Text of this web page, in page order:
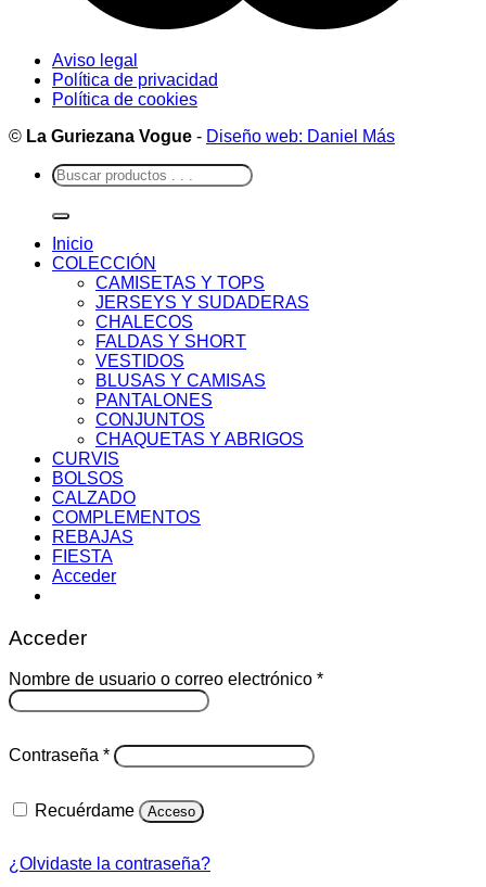
Aviso legal
Política de privacidad
Política de cookies
© La Guriezana Vogue - Diseño web: Daniel Más
Buscar
por:
Inicio
COLECCIÓN
CAMISETAS Y TOPS
JERSEYS Y SUDADERAS
CHALECOS
FALDAS Y SHORT
VESTIDOS
BLUSAS Y CAMISAS
PANTALONES
CONJUNTOS
CHAQUETAS Y ABRIGOS
CURVIS
BOLSOS
CALZADO
COMPLEMENTOS
REBAJAS
FIESTA
Acceder
Acceder
Nombre de usuario o correo electrónico *Obligatorio
Contraseña *Obligatorio
Recuérdame Acceso
¿Olvidaste la contraseña?